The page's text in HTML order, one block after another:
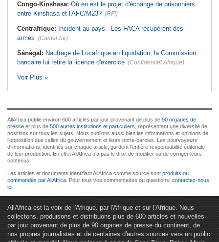
Congo-Kinshasa: Où en est le projet d'échange de prisonniers
entre Kinshasa et l'AFC/M23? (RFI)
Centrafrique: Incident au pays - Les FACA récupèrent des
armes (Camer.be)
Sénégal: Naufrage de Locafrique en liquidation, la Commission
bancaire lui retire la licence d'exercice (Confidentiel Afrique)
Voir Plus »
AllAfrica publie environ 600 articles par jour provenant de plus de 90 organes de
presse et plus de 500 autres institutions et particuliers , représentant une diversité de
positions sur tous les sujets. Nous publions aussi bien les informations et opinions de
l'opposition que celles du gouvernement et leurs porte-paroles. Les pourvoyeurs
d'informations, identifiés sur chaque article, gardent l'entière responsabilité éditoriale
de leur production. En effet AllAfrica n'a pas le droit de modifier ou de corriger leurs
contenus.
Les articles et documents identifiant AllAfrica comme source sont produits ou
commandés par AllAfrica . Pour tous vos commentaires ou questions, contactez-nous
ici
AllAfrica est la voix de l'Afrique. par l'Afrique et sur l'Afrique. Nous
collectons, produisons et distribuons plus de 600 articles et nouvelles
par jour provenant de plus de 90 organes de presse du continent, de
nos propres journalistes et de centaines d'autres sources vers un public